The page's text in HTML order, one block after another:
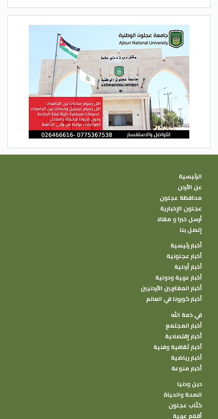
الرئيسية
عن الأردن
محافظة عجلون
عجلون الإخبارية
أرسل خبرا و مقالا
إتصل بنا
أخبار رئيسية
أخبار عجلونية
أخبار أردنية
أخبار عربية ودولية
أخبار المغتربين الأردنيين
أخبار كورونا في العالم
في ذمة الله
أخبار المجتمع
أخبار إقتصادية
أخبار ثقافية وفنية
أخبار رياضية
أخبار منوعة
دين ودنيا
الصحة والحياة
كتًاب عجلون
أقلام عربية